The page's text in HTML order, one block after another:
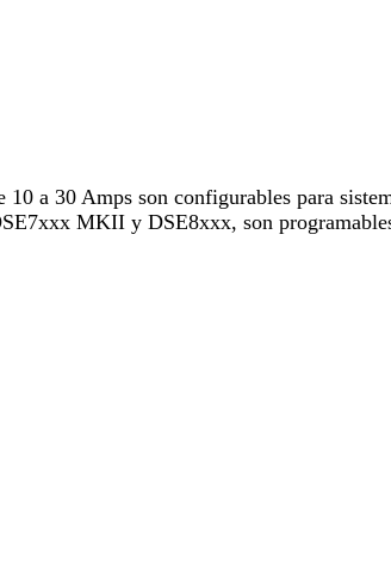
10 a 30 Amps son configurables para
MKII y DSE8xxx, son